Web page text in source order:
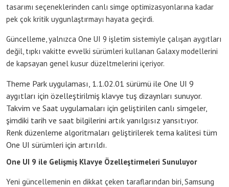
tasarımı seçeneklerinden canlı simge optimizasyonlarına kadar
pek çok kritik uygunlaştırmayı hayata geçirdi.
Güncelleme, yalnızca One UI 9 işletim sistemiyle çalışan aygıtları
değil, tıpkı vakitte evvelki sürümleri kullanan Galaxy modellerini
de kapsayan genel kusur düzeltmelerini içeriyor.
Theme Park uygulaması, 1.1.02.01 sürümü ile One UI 9
aygıtları için özelleştirilmiş klavye tuş dizaynları sunuyor.
Takvim ve Saat uygulamaları için geliştirilen canlı simgeler,
şimdiki tarih ve saat bilgilerini artık yanılgısız yansıtıyor.
Renk düzenleme algoritmaları geliştirilerek tema kalitesi tüm
One UI sürümleri için artırıldı.
One UI 9 ile Gelişmiş Klavye Özelleştirmeleri Sunuluyor
Yeni güncellemenin en dikkat çeken taraflarından biri, Samsung